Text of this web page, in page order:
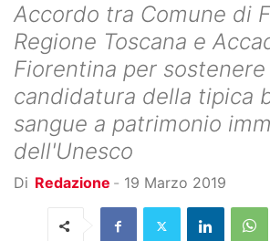
Accordo tra Comune di
Regione Toscana e
Fiorentina per sostenere
candidatura della tipica
sangue a patrimonio
dell'Unesco
Di Redazione - 19 Marzo 2019